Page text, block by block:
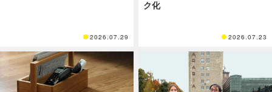
2026.07.29
ク化
2026.07.23